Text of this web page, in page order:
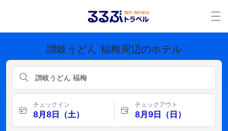
讃岐うどん 福梅周辺のホテル
讃岐うどん 福梅
チェックイン
8月8日（土）
チェックアウト
8月9日（日）